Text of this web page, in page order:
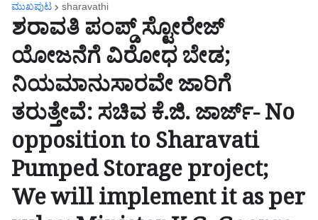
ಮುಖಪುಟ sharavathi
ಶರಾವತಿ ಪಂಪ್ಡ್ ಸ್ಟೋರೇಜ್
ಯೋಜನೆಗೆ ವಿರೋಧ ಬೇಡ;
ನಿಯಮಾನುಸಾರವೇ ಜಾರಿಗೆ
ತರುತ್ತೇವೆ: ಸಚಿವ ಕೆ.ಜಿ. ಜಾರ್ಜ್- No
opposition to Sharavati
Pumped Storage project;
We will implement it as per